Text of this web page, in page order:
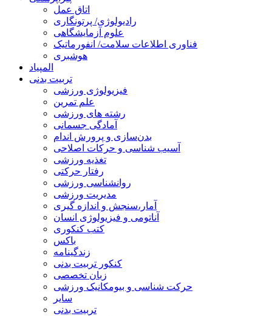
اتاق عمل
رادیولوژی/ پرتونگاری
علوم آزمایشگاهی
فناوری اطلاعات سلامت/ انفورماتیک
هوشبری
المپیاد
تربیت بدنی
فیزیولوژی ورزشی
علم تمرین
رشته های ورزشی
آمادگی جسمانی
بدن‌سازی و پرورش اندام
آسیب شناسی و حرکات اصلاحی
تغذیه ورزشی
رفتار حرکتی
روانشناسی ورزشی
مدیریت ورزشی
آمار،سنجش و اندازه گیری
آناتومی و فیزیولوژی انسان
کتب کنکوری
باکس
زندگینامه
کنکور تربیت بدنی
زبان تخصصی
حرکت شناسی و بیومکانیک ورزشی
سایر
تربیت بدنی